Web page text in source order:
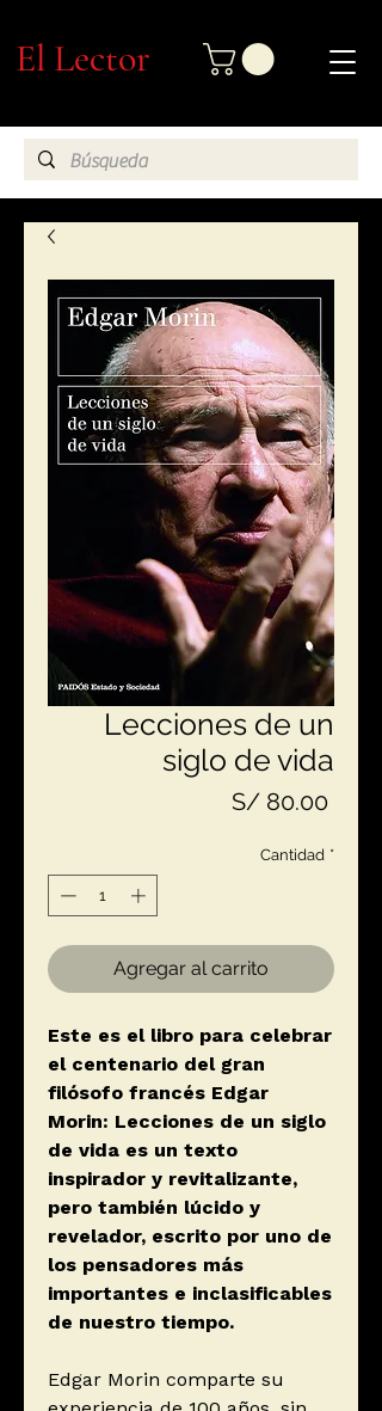
El Lector
Lecciones de un
siglo de vida
S/ 80.00Precio
Cantidad *
Agregar al carrito
Este es el libro para celebrar
el centenario del gran
filósofo francés Edgar
Morin: Lecciones de un siglo
de vida es un texto
inspirador y revitalizante,
pero también lúcido y
revelador, escrito por uno de
los pensadores más
importantes e inclasificables
de nuestro tiempo.
Edgar Morin comparte su